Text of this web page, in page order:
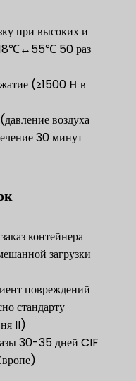
при высоких и
-18℃↔55℃ 50 раз
(≥1500 Н в
воздуха
30 минут
контейнера
загрузки
повреждений
стандарту
II)
30-35 дней CIF